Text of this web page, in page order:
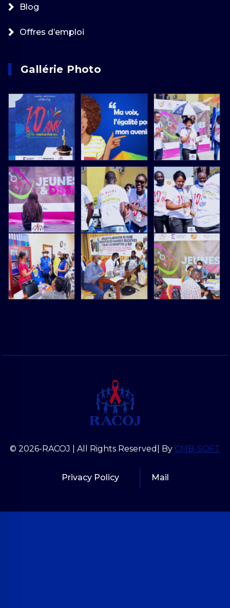
Blog
Offres d’emploi
Gallérie Photo
© 2026-RACOJ | All Rights Reserved| By CMB-SOFT
Privacy Policy Mail